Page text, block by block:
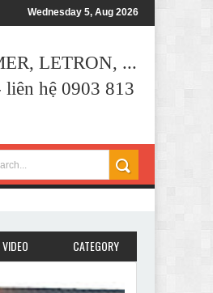
Wednesday 5, Aug 2026
LETRON, ...
liên hệ 0903 813
VIDEO CATEGORY